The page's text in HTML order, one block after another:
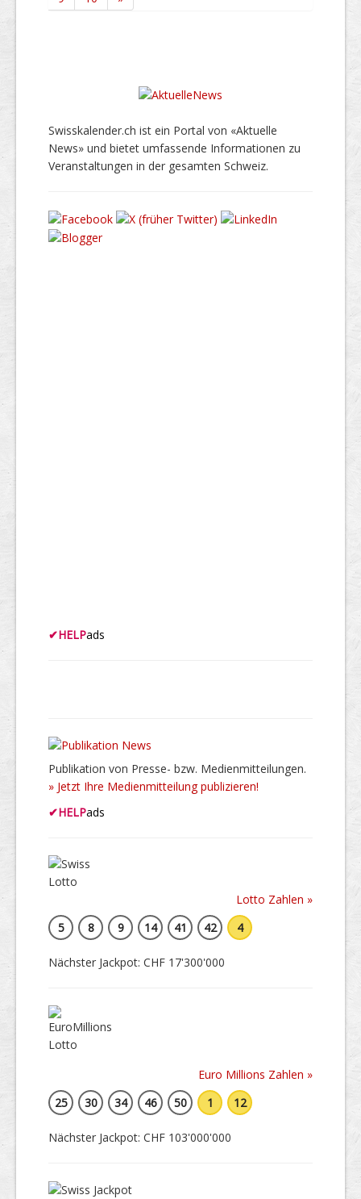
Swisskalender.ch ist ein Portal von «Aktuelle
News» und bietet umfassende Informationen zu
Veranstaltungen in der gesamten Schweiz.
✔HELPads
Publikation von Presse- bzw. Medienmitteilungen.
» Jetzt Ihre Medienmitteilung publizieren!
✔HELPads
Lotto Zahlen »
5
8 9 14 41 42 4
Nächster Jackpot: CHF 17'300'000
Euro Millions Zahlen »
25
30 34 46 50 1 12
Nächster Jackpot: CHF 103'000'000